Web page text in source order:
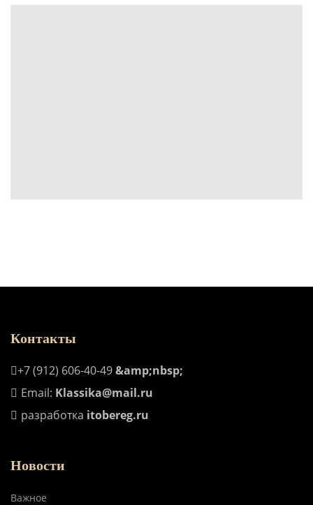
Контакты
+7 (912) 606-40-49&amp;nbsp;
Email: Klassika@mail.ru
разработка itobereg.ru
Новости
Важное